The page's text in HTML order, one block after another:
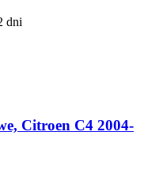
dni
Citroen C4 2004-